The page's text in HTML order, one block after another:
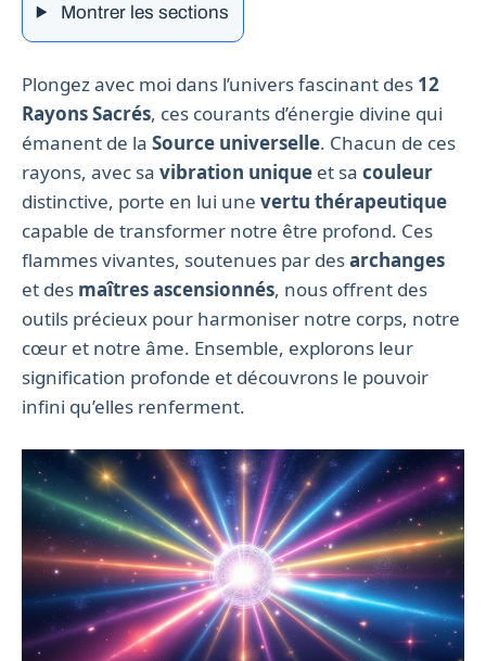
Montrer les sections
Plongez avec moi dans l’univers fascinant des 12
Rayons Sacrés, ces courants d’énergie divine qui
émanent de la Source universelle. Chacun de ces
rayons, avec sa vibration unique et sa couleur
distinctive, porte en lui une vertu thérapeutique
capable de transformer notre être profond. Ces
flammes vivantes, soutenues par desarchanges
et des maîtres ascensionnés, nous offrent des
outils précieux pour harmoniser notre corps, notre
cœur et notre âme. Ensemble, explorons leur
signification profonde et découvrons le pouvoir
infini qu’elles renferment.